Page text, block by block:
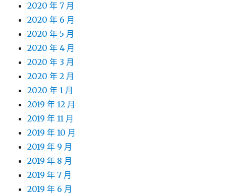
2020 年 7 月
2020 年 6 月
2020 年 5 月
2020 年 4 月
2020 年 3 月
2020 年 2 月
2020 年 1 月
2019 年 12 月
2019 年 11 月
2019 年 10 月
2019 年 9 月
2019 年 8 月
2019 年 7 月
2019 年 6 月